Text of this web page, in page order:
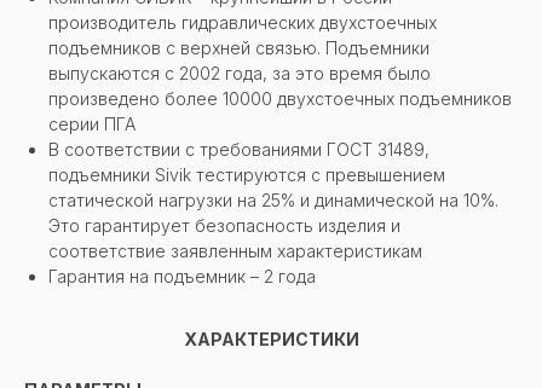
производитель гидравлических двухстоечных
подъемников с верхней связью. Подъемники
выпускаются с 2002 года, за это время было
произведено более 10000 двухстоечных подъемников
серии ПГА
В соответствии с требованиями ГОСТ 31489,
подъемники Sivik тестируются с превышением
статической нагрузки на 25% и динамической на 10%.
Это гарантирует безопасность изделия и
соответствие заявленным характеристикам
Гарантия на подъемник – 2 года
ХАРАКТЕРИСТИКИ